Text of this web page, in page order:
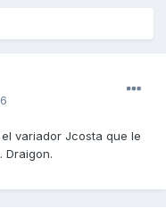
variador Jcosta que le
Draigon.